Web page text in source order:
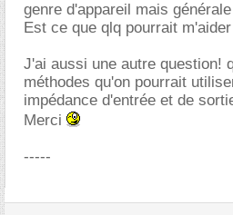
genre d'appareil mais générale
Est ce que qlq pourrait
J'ai aussi une autre question!
méthodes qu'on pourrait
impédance d'entrée et de
Merci
-----